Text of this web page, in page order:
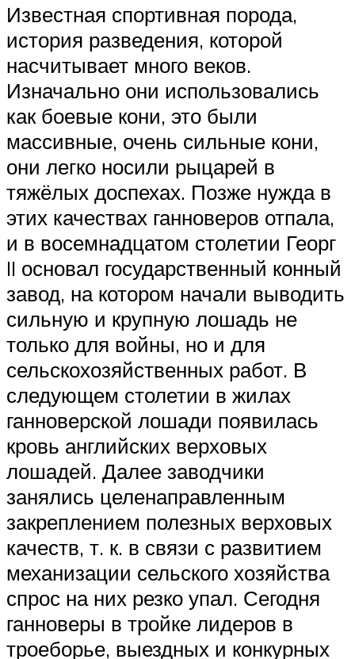
Известная спортивная порода,
история разведения, которой
насчитывает много веков.
Изначально они использовались
как боевые кони, это были
массивные, очень сильные кони,
они легко носили рыцарей в
тяжёлых доспехах. Позже нужда в
этих качествах ганноверов отпала,
и в восемнадцатом столетии Георг
II основал государственный конный
завод, на котором начали выводить
сильную и крупную лошадь не
только для войны, но и для
сельскохозяйственных работ. В
следующем столетии в жилах
ганноверской лошади появилась
кровь английских верховых
лошадей. Далее заводчики
занялись целенаправленным
закреплением полезных верховых
качеств, т. к. в связи с развитием
механизации сельского хозяйства
спрос на них резко упал. Сегодня
ганноверы в тройке лидеров в
троеборье, выездных и конкурных